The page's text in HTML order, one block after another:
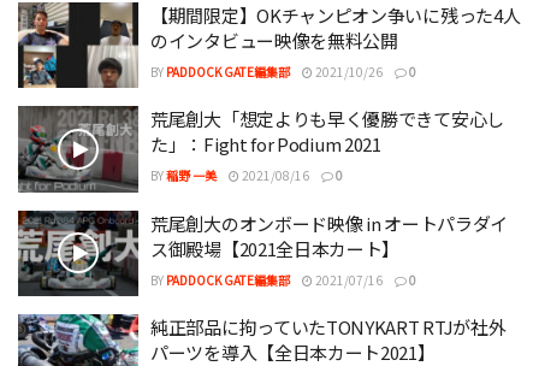
【期間限定】OKチャンピオン争いに残った4人
のインタビュー映像を無料公開
BY PADDOCK GATE編集部 2021/10/26 0
荒尾創大「想定よりも早く優勝できて安心し
た」：Fight for Podium 2021
BY稲野 一美 2021/08/16 0
荒尾創大のオンボード映像 in オートパラダイ
ス御殿場【2021全日本カート】
BY PADDOCK GATE編集部 2021/07/16 0
純正部品に拘っていたTONYKART RTJが社外
パーツを導入【全日本カート2021】